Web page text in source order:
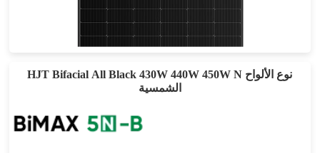
ضمان الطاقة لمدة 25 عامًا
HJT Bifacial All Black 430W 440W 450W N نوع الألواح
الشمسية